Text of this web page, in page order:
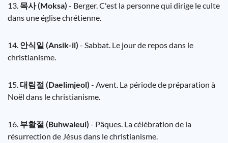
13. 목사 (Moksa) - Berger. C'est la personne qui dirige le culte
dans une église chrétienne.
14. 안식일 (Ansik-il) - Sabbat. Le jour de repos dans le
christianisme.
15.대림절 (Daelimjeol) - Avent. La période de préparation à
Noël dans le christianisme.
16. 부활절 (Buhwaleul) - Pâques. La célébration de la
résurrection de Jésus dans le christianisme.